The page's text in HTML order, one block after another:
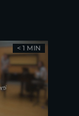
< 1 MIN